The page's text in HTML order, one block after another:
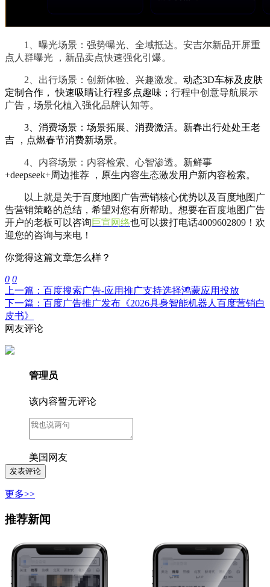
1、曝光场景：强势曝光、全域抵达。安吉尔新品开屏重
点人群曝光 ，新品卖点快速强化引爆。
2、出行场景：创新体验、兴趣激发。 动态3D车标及皮肤
定制合作， 快速吸睛让行程多点趣味； 行程中创意导航展示
广告，场景化植入强化品牌认知等。
3、消费场景：场景拓展、消费激活。新春出行处处王老
吉 ，点燃春节消费新场景。
4、内容场景：内容检索、心智渗透。 新鲜事
+deepseek+周边推荐 ，原生内容生态激发用户新内容检索。
以上就是关于百度地图广告营销核心优势以及百度地图广
告营销策略的总结，希望对您有所帮助。想要在百度地图广告
开户的老板可以咨询巨宣网络也可以拨打电话4009602809！欢
迎您的咨询与来电！
你觉得这篇文章怎么样？
0 0
上一篇：百度搜索广告-应用推广支持选择鸿蒙应用投放
下一篇：百度广告推广发布《2026具身智能机器人百度营销白
皮书》
网友评论
管理员
该内容暂无评论
美国网友
更多>>
推荐新闻